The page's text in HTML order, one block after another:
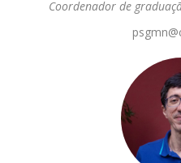
Coordenador de